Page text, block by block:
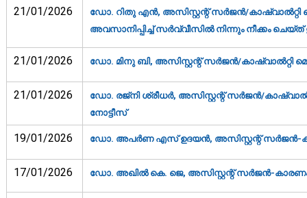
21/01/2026
ഡോ. റിതു എന്‍, അസിസ്റ്റന്റ് സര്‍ജന്‍/
അവസാനിപ്പിച്ച് സര്‍വ്വീസില്‍ നിന്നും നീക്കം
21/01/2026 ഡോ. മിനു ബി, അസിസ്റ്റന്റ് സര്‍ജന്‍/കാഷ്വാല്‍റ്റി
21/01/2026
ഡോ. രജ്‌നി ശ്രീധര്‍, അസിസ്റ്റന്റ് സര്‍ജന്‍/
നോട്ടീസ്‌
19/01/2026 ഡോ. അപര്‍ണ എസ് ഉദയന്‍, അസിസ്റ്റന്റ് സര്‍ജന്‍-
17/01/2026 ഡോ. അഖില്‍ കെ. ജെ, അസിസ്റ്റന്റ് സര്‍ജന്‍-കാരണം